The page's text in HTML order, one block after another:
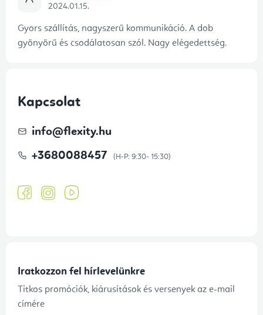
2024.01.15.
Gyors szállítás, nagyszerű kommunikáció. A dob
gyönyörű és csodálatosan szól. Nagy elégedettség.
Kapcsolat
info@flexity.hu
+3680088457
Iratkozzon fel hírlevelünkre
Titkos promóciók, kiárusítások és versenyek az e-mail
címére